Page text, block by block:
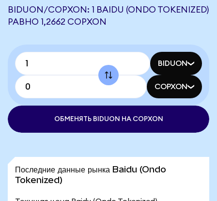
BIDUON/COPXON: 1 BAIDU (ONDO TOKENIZED)
РАВНО 1,2662 COPXON
BIDUON
COPXON
ОБМЕНЯТЬ BIDUON НА COPXON
Последние данные рынка Baidu (Ondo
Tokenized)